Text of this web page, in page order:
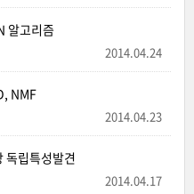
알고리즘
2014.04.24
NMF
2014.04.23
독립특성발견
2014.04.17